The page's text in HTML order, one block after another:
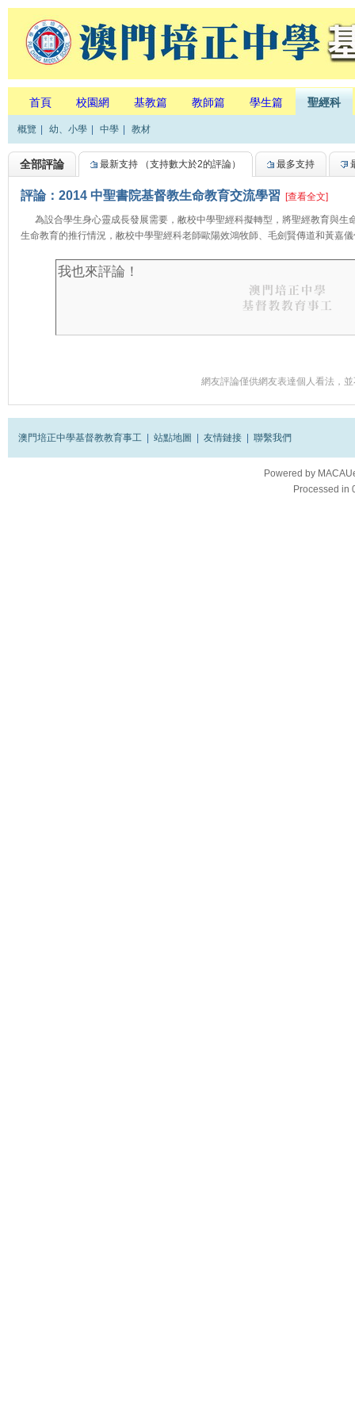
首頁 校園網 基教篇 教師篇 學生篇 聖經科
概覽 幼、小學 中學 教材
全部評論 最新支持 （支持數大於2的評論） 最多支持
評論：2014 中聖書院基督教生命教育交流學習 [查看全文]
為設合學生身心靈成長發展需要，敝校中學聖經科擬轉型，將聖經教育與生
生命教育的推行情況，敝校中學聖經科老師歐陽效鴻牧師、毛劍賢傳道和黃嘉
網友評論僅供網友表達個人看法，
澳門培正中學基督教教育事工 站點地圖 友情鏈接 聯繫我們
Powered by
Processed in